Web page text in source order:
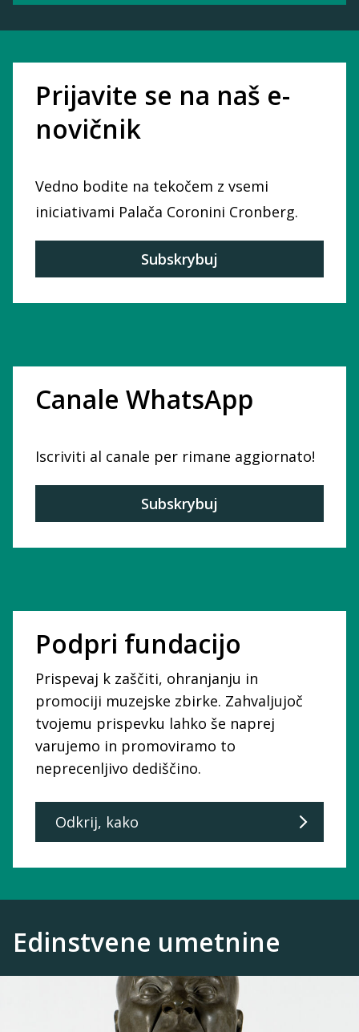
Prijavite se na naš e-
novičnik
Vedno bodite na tekočem z vsemi
iniciativami Palača Coronini Cronberg.
Subskrybuj
Canale WhatsApp
Iscriviti al canale per rimane aggiornato!
Subskrybuj
Podpri fundacijo
Prispevaj k zaščiti, ohranjanju in
promociji muzejske zbirke. Zahvaljujoč
tvojemu prispevku lahko še naprej
varujemo in promoviramo to
neprecenljivo dediščino.
Odkrij, kako
Edinstvene umetnine